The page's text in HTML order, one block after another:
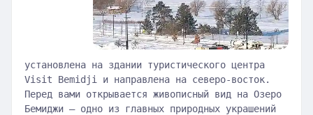
установлена на здании туристического центра
Visit Bemidji и направлена на северо-восток.
Перед вами открывается живописный вид на Озеро
Бемиджи — одно из главных природных украшений